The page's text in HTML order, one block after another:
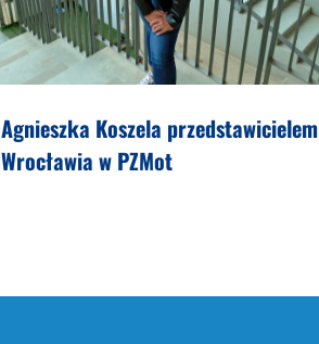
Agnieszka Koszela przedstawicielem
Wrocławia w PZMot